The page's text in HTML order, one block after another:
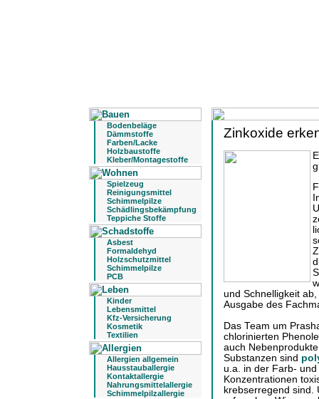
Bodenbeläge
Dämmstoffe
Farben/Lacke
Holzbaustoffe
Kleber/Montagestoffe
Spielzeug
Reinigungsmittel
Schimmelpilze
Schädlingsbekämpfung
Teppiche Stoffe
Asbest
Formaldehyd
Holzschutzmittel
Schimmelpilze
PCB
Kinder
Lebensmittel
Kfz-Versicherung
Kosmetik
Textilien
Allergien allgemein
Hausstauballergie
Kontaktallergie
Nahrungsmittelallergie
Schimmelpilzallergie
Zinkoxide
und Schnelligkeit
Ausgabe des
Das Team um
chlorinierten
auch
Substanzen sind
u.a. in der Farb-
Konzentrationen
krebserregend sind.